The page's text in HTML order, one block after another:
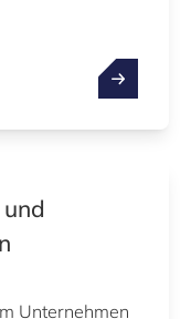
Unternehmen